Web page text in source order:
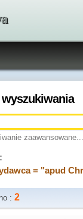
zaawansowane...
= "apud
:2